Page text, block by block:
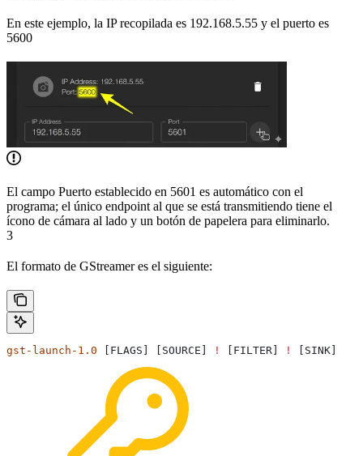
En este ejemplo, la IP recopilada es 192.168.5.55 y el puerto es
5600
El campo Puerto establecido en 5601 es automático con el
programa; el único endpoint al que se está transmitiendo tiene el
ícono de cámara al lado y un botón de papelera para eliminarlo.
3
El formato de GStreamer es el siguiente:
gst-launch-1.0 [FLAGS] [SOURCE] ! [FILTER] ! [SINK]